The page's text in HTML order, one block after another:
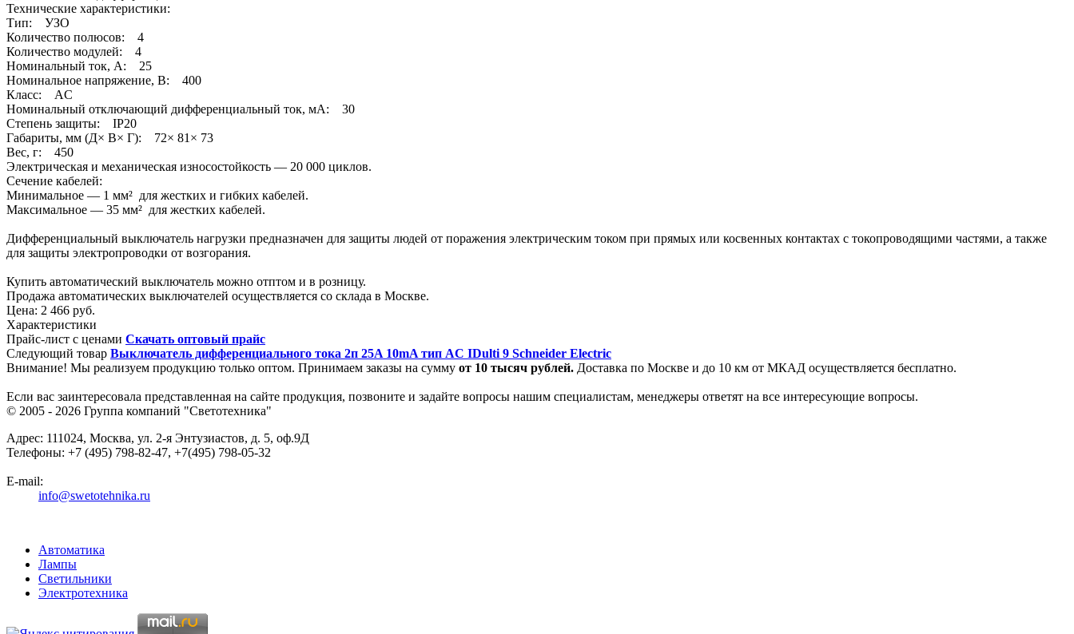
Технические характеристики:
Тип: УЗО
Количество полюсов: 4
Количество модулей: 4
Номинальный ток, А: 25
Номинальное напряжение, В: 400
Класс: AC
Номинальный отключающий диффере­нци­альный ток, мА: 30
Степень защиты: IP20
Габариты, мм (Д× В× Г): 72× 81× 73
Вес, г: 450
Электрическая и механическая износостойкость — 20 000 циклов.
Сечение кабелей:
Минимальное — 1 мм² для жестких и гибких кабелей.
Максимальное — 35 мм² для жестких кабелей.
Дифференциальный выключатель нагрузки предназначен для защиты людей от поражения электрическим током при прямых или косвенных контактах с токопроводящими частями, а также
для защиты электропроводки от возгорания.
Купить автоматический выключатель можно отптом и в розницу.
Продажа автоматических выключателей осуществляется со склада в Москве.
Цена: 2 466 руб.
Характеристики
Прайс-лист с ценами Скачать оптовый прайс
Следующий товар Выключатель дифференциального тока 2п 25A 10mA тип AC IDulti 9 Schneider Electric
Внимание! Мы реализуем продукцию только оптом. Принимаем заказы на сумму от 10 тысяч рублей. Доставка по Москве и до 10 км от МКАД осуществляется бесплатно.
Если вас заинтересовала представленная на сайте продукция, позвоните и задайте вопросы нашим специалистам, менеджеры ответят на все интересующие вопросы.
© 2005 - 2026 Группа компаний "Светотехника"
Адрес: 111024, Москва, ул. 2-я Энтузиастов, д. 5, оф.9Д
Телефоны: +7 (495) 798-82-47, +7(495) 798-05-32
E-mail:
info@swetotehnika.ru
Автоматика
Лампы
Светильники
Электротехника